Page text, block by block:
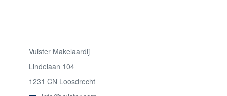
Vuister Makelaardij
Lindelaan 104
1231 CN Loosdrecht